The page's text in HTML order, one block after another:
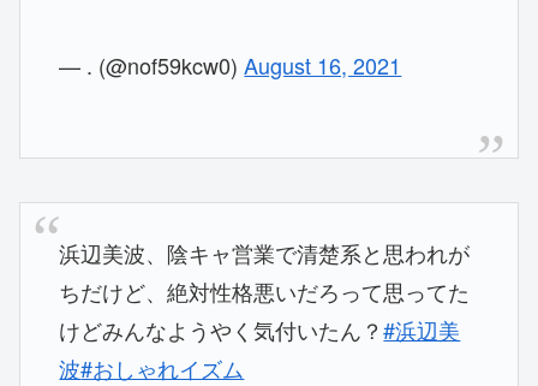
— . (@nof59kcw0)August 16, 2021
浜辺美波、陰キャ営業で清楚系と思われが
ちだけど、絶対性格悪いだろって思ってた
けどみんなようやく気付いたん？#浜辺美
波#おしゃれイズム